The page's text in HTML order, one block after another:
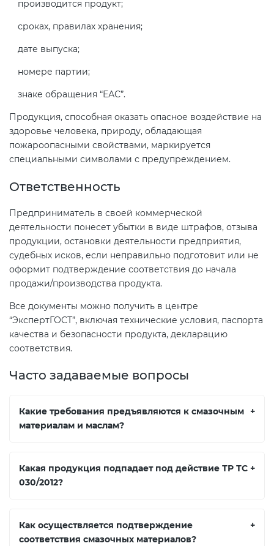
производится продукт;
сроках, правилах хранения;
дате выпуска;
номере партии;
знаке обращения “ЕАС”.
Продукция, способная оказать опасное воздействие на
здоровье человека, природу, обладающая
пожароопасными свойствами, маркируется
специальными символами с предупреждением.
Ответственность
Предприниматель в своей коммерческой
деятельности понесет убытки в виде штрафов, отзыва
продукции, остановки деятельности предприятия,
судебных исков, если неправильно подготовит или не
оформит подтверждение соответствия до начала
продажи/производства продукта.
Все документы можно получить в центре
“ЭкспертГОСТ”, включая технические условия, паспорта
качества и безопасности продукта, декларацию
соответствия.
Часто задаваемые вопросы
Какие требования предъявляются к смазочным
материалам и маслам?
+
Какая продукция подпадает под действие ТР ТС
030/2012?
+
Как осуществляется подтверждение
соответствия смазочных материалов?
+